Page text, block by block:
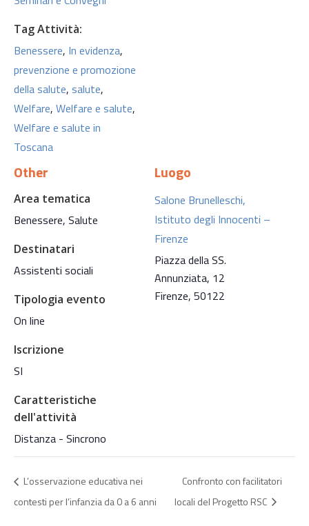
Tag Attività:
Benessere, In evidenza,
prevenzione e promozione
della salute, salute,
Welfare, Welfare e salute,
Welfare e salute in
Toscana
Luogo
Salone Brunelleschi,
Istituto degli Innocenti –
Firenze
Piazza della SS.
Annunziata, 12
Firenze, 50122
Other
Area tematica
Benessere, Salute
Destinatari
Assistenti sociali
Tipologia evento
On line
Iscrizione
SI
Caratteristiche
dell'attività
Distanza - Sincrono
L’osservazione educativa nei
contesti per l’infanzia da 0 a 6 anni
Confronto con facilitatori
locali del Progetto RSC